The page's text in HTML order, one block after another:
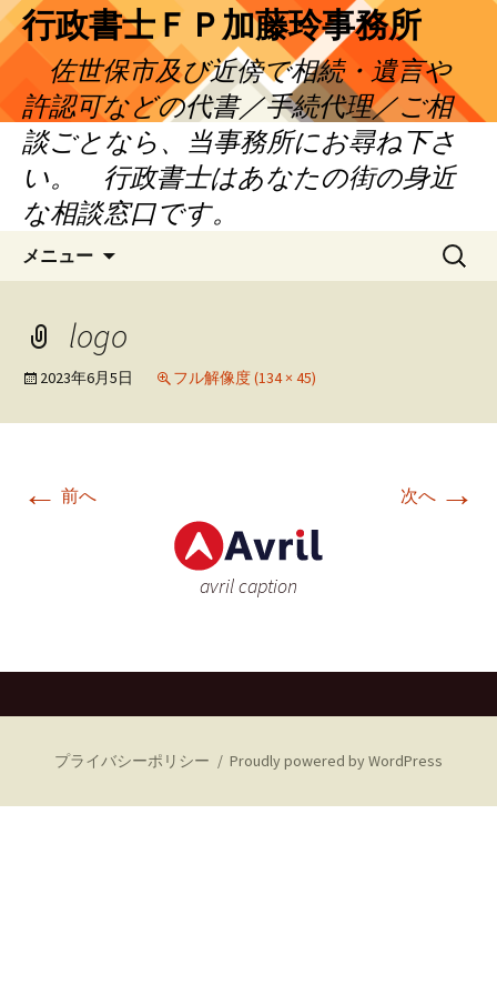
コ
ン
テ
ツ
ッ
行政書士ＦＰ加藤玲事務所
佐世保市及び近傍で相続・遺言や
許認可などの代書／手続代理／ご相
談ごとなら、当事務所にお尋ね下さ
い。 行政書士はあなたの街の身近
な相談窓口です。
メニュー
検
索:
logo
2023年6月5日 フル解像度 (134 × 45)
← 前へ 次へ →
avril caption
プライバシーポリシー Proudly powered by WordPress